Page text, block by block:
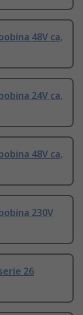
48V ca,
24V ca,
48V ca,
230V
26